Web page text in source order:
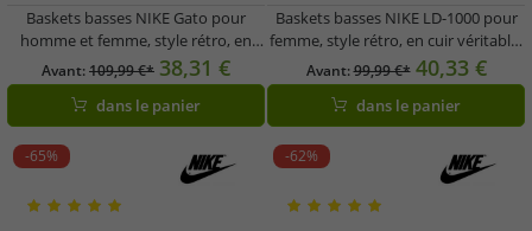
Baskets basses NIKE Gato pour
homme et femme, style rétro, en
cuir véritable, idéales pour l'intérieur
(HQ6020 400, bleu)
Avant:109,99 €* 38,31 €
dans le panier
Baskets basses NIKE LD-1000 pour
femme, style rétro, en cuir véritable,
HF3227, pointure 100, blanc/gris
Avant:99,99 €* 40,33 €
dans le panier
-65% -62%